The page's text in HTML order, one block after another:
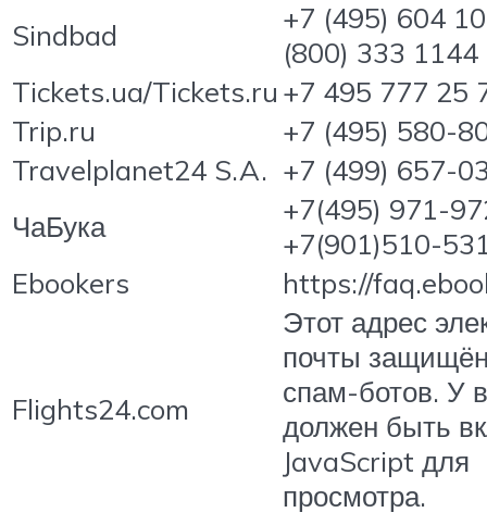
Sindbad
+7 (495) 604
(800) 333 1144
Tickets.ua/Tickets.ru +7 495 777 25
Trip.ru
+7 (495) 580-
Travelplanet24 S.A. +7 (499) 657-
ЧаБука
+7(495) 971-
+7(901)510-
Ebookers
https://
Flights24.com
Этот адрес
почты
спам-ботов. У
должен быть
JavaScript для
просмотра.